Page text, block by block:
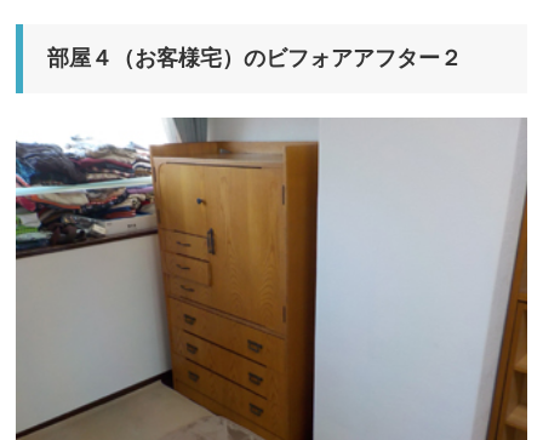
部屋４（お客様宅）のビフォアアフター２